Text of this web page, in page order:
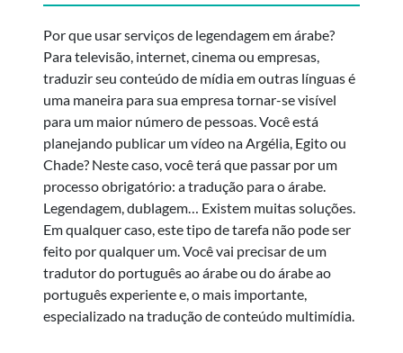
Por que usar serviços de legendagem em árabe?
Para televisão, internet, cinema ou empresas,
traduzir seu conteúdo de mídia em outras línguas é
uma maneira para sua empresa tornar-se visível
para um maior número de pessoas. Você está
planejando publicar um vídeo na Argélia, Egito ou
Chade? Neste caso, você terá que passar por um
processo obrigatório: a tradução para o árabe.
Legendagem, dublagem… Existem muitas soluções.
Em qualquer caso, este tipo de tarefa não pode ser
feito por qualquer um. Você vai precisar de um
tradutor do português ao árabe ou do árabe ao
português experiente e, o mais importante,
especializado na tradução de conteúdo multimídia.